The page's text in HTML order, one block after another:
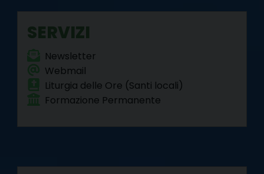
SERVIZI
Newsletter
Webmail
Liturgia delle Ore (Santi locali)
Formazione Permanente